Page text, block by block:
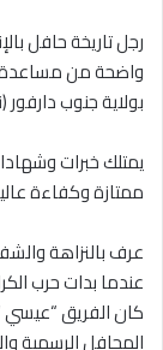
رجل تاريخة حافل
واضحة من مساعدة
بولاية جنوب دارفور
يمتلك خبرات
ممتازة وكفاءة
عرف بالنزاهة
عندما بدات حرب
كان الفريق
المحافل الرسمية